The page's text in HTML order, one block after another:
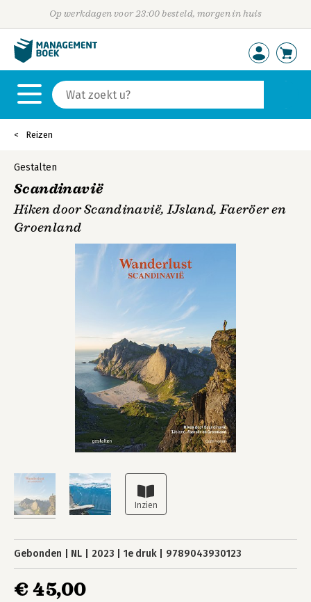
Op werkdagen voor 23:00 besteld, morgen in huis
Reizen
Gestalten
Scandinavië
Hiken door Scandinavië, IJsland, Faeröer en
Groenland
Gebonden NL 2023 1e druk 9789043930123
€ 45,00